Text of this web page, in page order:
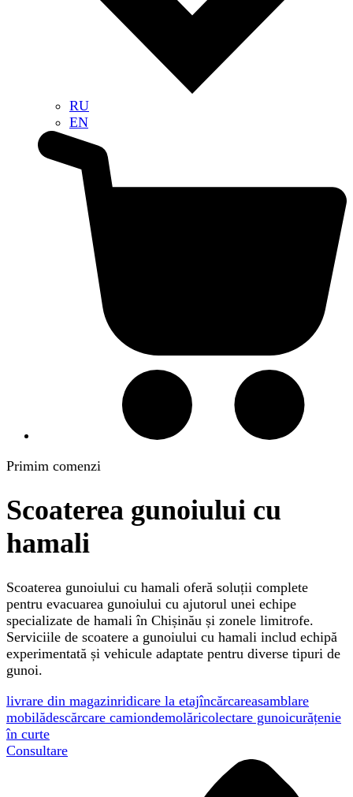
RU
EN
Primim comenzi
Scoaterea gunoiului cu
hamali
Scoaterea gunoiului cu hamali oferă soluții complete
pentru evacuarea gunoiului cu ajutorul unei echipe
specializate de hamali în Chișinău și zonele limitrofe.
Serviciile de scoatere a gunoiului cu hamali includ echipă
experimentată și vehicule adaptate pentru diverse tipuri de
gunoi.
livrare din magazinridicare la etajîncărcareasamblare
mobilădescărcare camiondemolăricolectare gunoicurățenie
în curte
Consultare